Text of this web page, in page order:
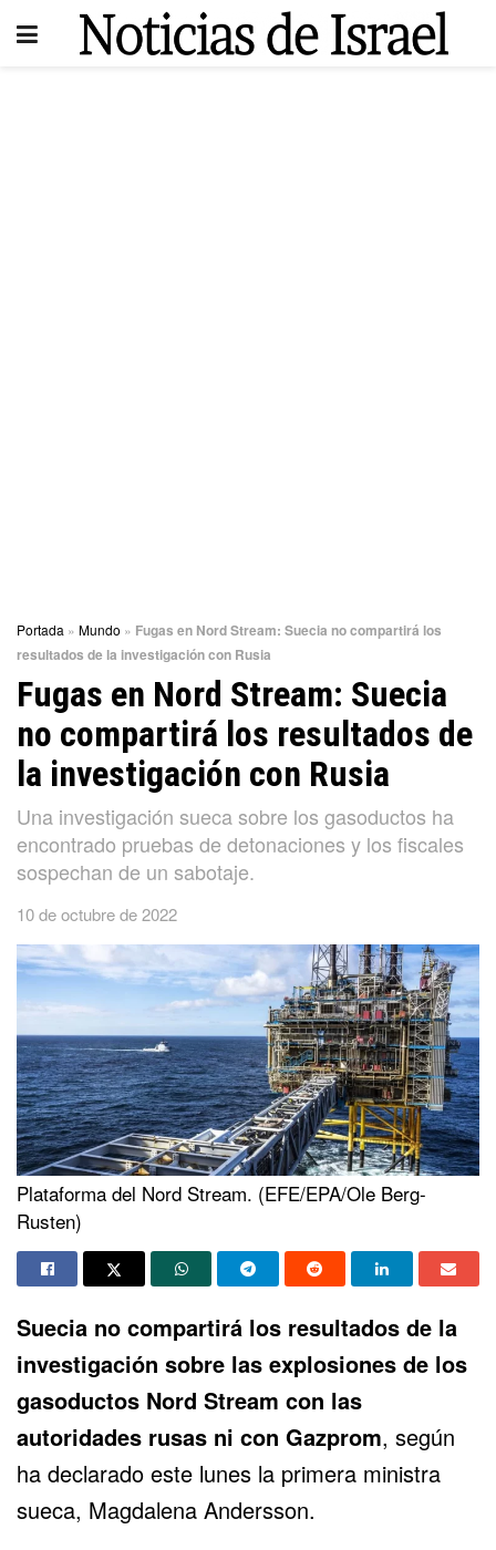
Portada » Mundo » Fugas en Nord Stream: Suecia no compartirá los
resultados de la investigación con Rusia
Fugas en Nord Stream: Suecia
no compartirá los resultados de
la investigación con Rusia
Una investigación sueca sobre los gasoductos ha
encontrado pruebas de detonaciones y los fiscales
sospechan de un sabotaje.
10 de octubre de 2022
Plataforma del Nord Stream. (EFE/EPA/Ole Berg-
Rusten)
Suecia no compartirá los resultados de la
investigación sobre las explosiones de los
gasoductos Nord Stream con las
autoridades rusas ni con Gazprom, según
ha declarado este lunes la primera ministra
sueca, Magdalena Andersson.